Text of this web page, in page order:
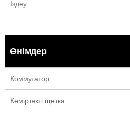
Өнімдер
Коммутатор
Көміртекті щетка